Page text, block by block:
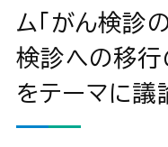
ム「がん検診
検診への移行
をテーマに議